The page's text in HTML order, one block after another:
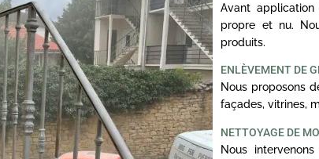
Avant application
propre et nu.
produits.
ENLÈVEMENT DE
Nous proposons
façades, vitrines,
NETTOYAGE DE
Nous